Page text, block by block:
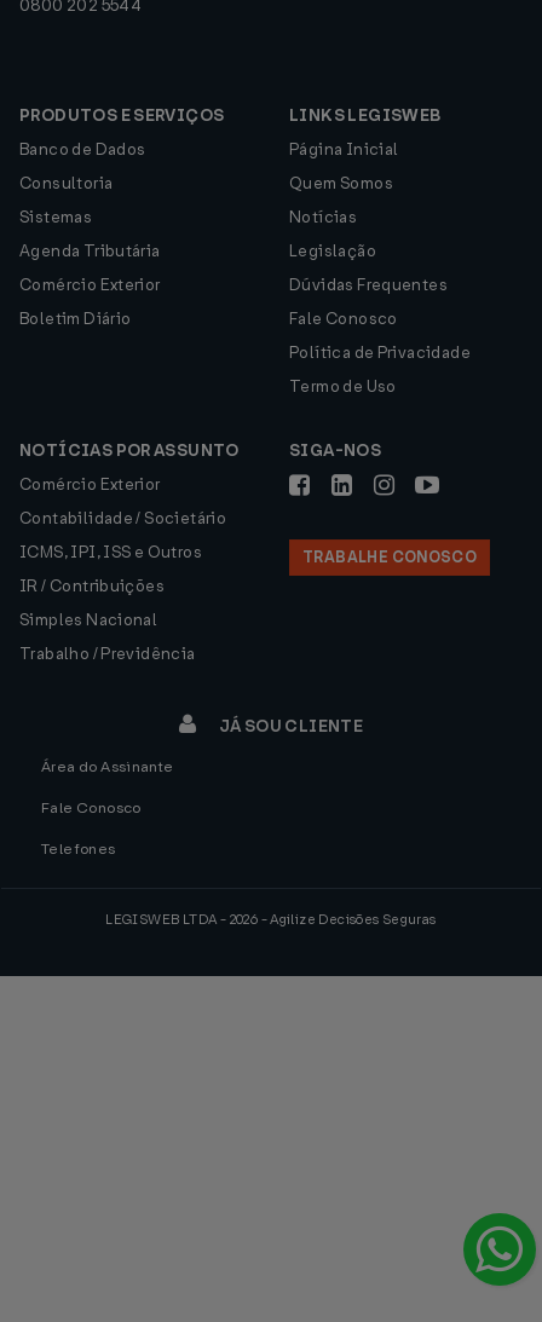
0800 202 5544
PRODUTOS E SERVIÇOS
Banco de Dados
Consultoria
Sistemas
Agenda Tributária
Comércio Exterior
Boletim Diário
LINKS LEGISWEB
Página Inicial
Quem Somos
Notícias
Legislação
Dúvidas Frequentes
Fale Conosco
Política de Privacidade
Termo de Uso
NOTÍCIAS POR ASSUNTO
Comércio Exterior
Contabilidade / Societário
ICMS, IPI, ISS e Outros
IR / Contribuições
Simples Nacional
Trabalho / Previdência
SIGA-NOS
TRABALHE CONOSCO
JÁ SOU CLIENTE
Área do Assinante
Fale Conosco
Telefones
LEGISWEB LTDA - 2026 - Agilize Decisões Seguras